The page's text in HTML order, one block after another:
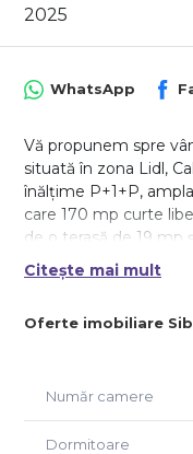
2025
Oferte imobiliare
WhatsApp
Vă propunem spre
situată în zona Lidl,
înălțime P+1+P,
care 170 mp curte
de o terasă de 19 mp
compartimentată
Parter: living,
Terasă: situată în
Citește mai mult
Număr camere
Dormitoare